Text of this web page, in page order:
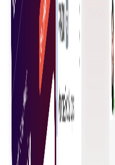
สม่ำเสมอในการตัดสินใจ เพิ่
กระบวนการราบรื่นขึ้น
ค้นหาความต้องการทางธุรกิจของคุ
การค้นหาผลิตภัณฑ์และบริก
เปรียบเทียบตัวเลือก อ่านรีวิ
ในคุณภาพ คุณค่า และความพึ